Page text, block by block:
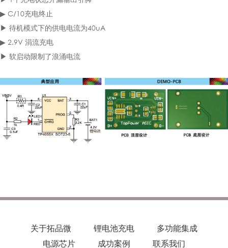
▶ C/10充电终止
▶ 待机模式下的供电电流为40uA
▶ 2.9V 涓流充电
▶ 软启动限制了浪涌电流
关于拓品微 锂电池充电
多功能集成
电源芯片
成功案例 联系我们